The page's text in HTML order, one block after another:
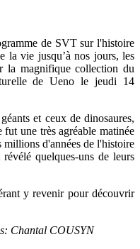
de SVT sur l'histoire
la vie jusqu’à nos jours, les
la magnifique collection du
de Ueno le jeudi 14
et ceux de dinosaures,
une très agréable matinée
millions d'années de l'histoire
quelques-uns de leurs
y revenir pour découvrir
Chantal COUSYN